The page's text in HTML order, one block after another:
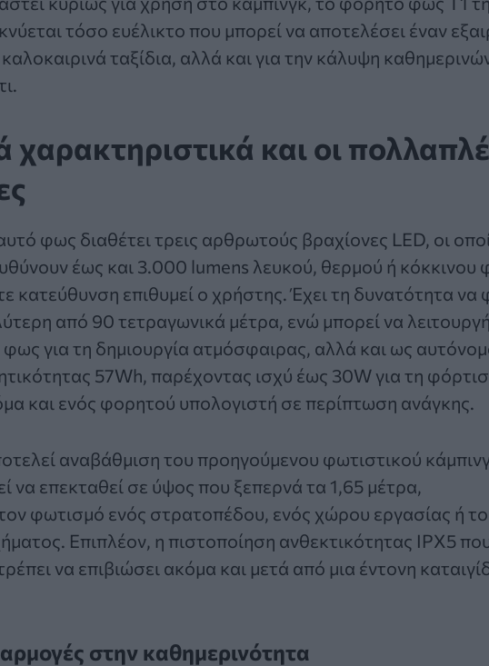
τόσο ευέλικτο που μπορεί να αποτελέσει έναν
ταξίδια, αλλά και για την κάλυψη
χαρακτηριστικά και οι
φως διαθέτει τρεις αρθρωτούς βραχίονες LED, οι
έως και 3.000 lumens λευκού, θερμού ή κόκκινου
κατεύθυνση επιθυμεί ο χρήστης. Έχει τη δυνατότητα να
από 90 τετραγωνικά μέτρα, ενώ μπορεί να
για τη δημιουργία ατμόσφαιρας, αλλά και ως
57Wh, παρέχοντας ισχύ έως 30W για τη
και ενός φορητού υπολογιστή σε περίπτωση ανάγκης.
αναβάθμιση του προηγούμενου φωτιστικού
να επεκταθεί σε ύψος που ξεπερνά τα 1,65 μέτρα,
φωτισμό ενός στρατοπέδου, ενός χώρου εργασίας ή
Επιπλέον, η πιστοποίηση ανθεκτικότητας IPX5
να επιβιώσει ακόμα και μετά από μια έντονη
στην καθημερινότητα